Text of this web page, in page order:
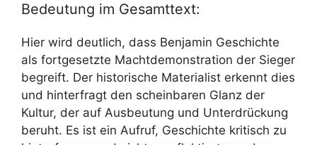
Bedeutung im Gesamttext:
Hier wird deutlich, dass Benjamin Geschichte
als fortgesetzte Machtdemonstration der Sieger
begreift. Der historische Materialist erkennt dies
und hinterfragt den scheinbaren Glanz der
Kultur, der auf Ausbeutung und Unterdrückung
beruht. Es ist ein Aufruf, Geschichte kritisch zu